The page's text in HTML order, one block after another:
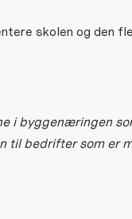
skolen og den
i byggenæringen
til bedrifter som er